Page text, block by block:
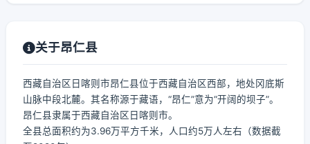
关于昂仁县
西藏自治区日喀则市昂仁县位于西藏自治区西部，地处冈底斯
山脉中段北麓。其名称源于藏语，“昂仁”意为“开阔的坝子”。
昂仁县隶属于西藏自治区日喀则市。
全县总面积约为3.96万平方千米，人口约5万人左右（数据截